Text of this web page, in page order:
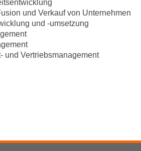
und Verkauf von Unternehmen
und -umsetzung
und Vertriebsmanagement